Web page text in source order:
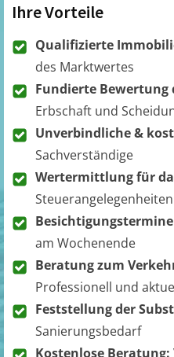
Ihre Vorteile
Qualifizierte
des Marktwertes
Fundierte Bewertung
Erbschaft und
Unverbindliche &
Sachverständige
Wertermittlung für
Steuerangelegenheiten
am Wochenende
Beratung zum
Professionell und
Feststellung der
Sanierungsbedarf
Kostenlose Beratung: